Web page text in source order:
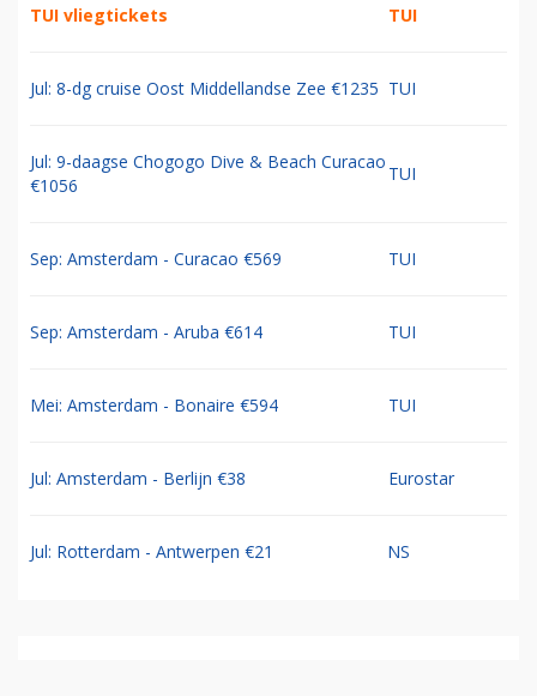
TUI vliegtickets TUI
Jul: 8-dg cruise Oost Middellandse Zee €1235 TUI
Jul: 9-daagse Chogogo Dive & Beach Curacao
€1056
TUI
Sep: Amsterdam - Curacao €569 TUI
Sep: Amsterdam - Aruba €614 TUI
Mei: Amsterdam - Bonaire €594 TUI
Jul: Amsterdam - Berlijn €38 Eurostar
Jul: Rotterdam - Antwerpen €21 NS